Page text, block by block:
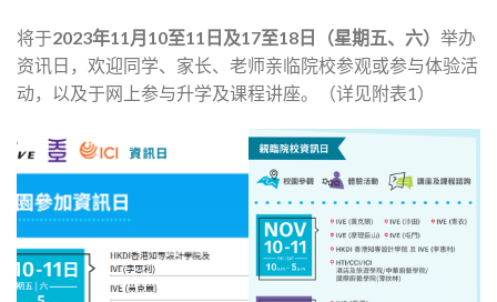
将于2023年11月10至11日及17至18日（星期五、六） 举办
资讯日，欢迎同学、家长、老师亲临院校参观或参与体验活
动，以及于网上参与升学及课程讲座。（详见附表1）